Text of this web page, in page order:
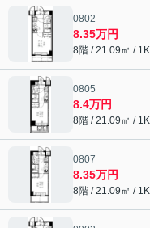
0802
8.35万円
8階 / 21.09㎡ / 1K
0805
8.4万円
8階 / 21.09㎡ / 1K
0807
8.35万円
8階 / 21.09㎡ / 1K